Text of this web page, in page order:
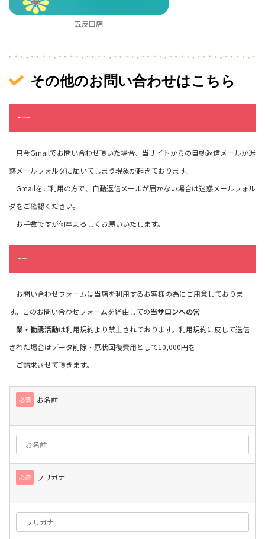
五反田店
その他のお問い合わせはこちら
只今Gmailでお問い合わせ頂いた場合、当サイトからの自動返信メールが迷
惑メールフォルダに届いてしまう現象が起きております。
Gmailをご利用の方で、自動返信メールが届かない場合は迷惑メールフォル
ダをご確認ください。
お手数ですが何卒よろしくお願いいたします。
お問い合わせフォームは当店を利用するお客様の為にご用意しておりま
す。このお問い合わせフォームを経由しての当サロンへの営
業・勧誘活動は利用規約より禁止されております。利用規約に反して送信
された場合はデータ削除・原状回復費用として10,000円を
ご請求させて頂きます。
必須 お名前
必須 フリガナ